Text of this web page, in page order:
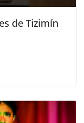
de Tizimín